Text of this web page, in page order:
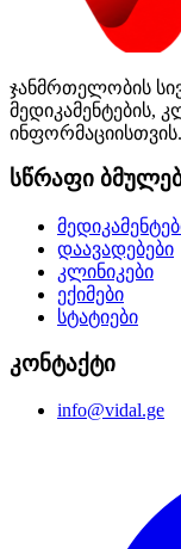
ჯანმრთელობის
მედიკამენტების,
ინფორმაციისთვის.
სწრაფი
დაავადებები
კლინიკები
ექიმები
სტატიები
კონტაქტი
info@vidal.ge